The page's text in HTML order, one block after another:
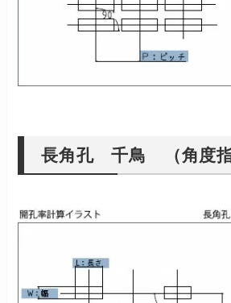
長角孔 千鳥 （角度指